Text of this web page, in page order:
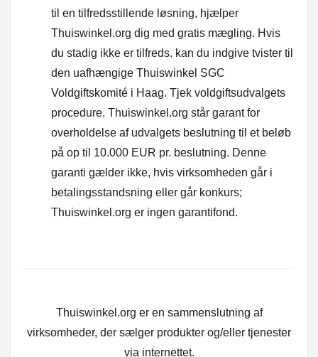
til en tilfredsstillende løsning, hjælper
Thuiswinkel.org dig med gratis mægling. Hvis
du stadig ikke er tilfreds. kan du indgive tvister til
den uafhængige Thuiswinkel SGC
Voldgiftskomité i Haag. Tjek voldgiftsudvalgets
procedure. Thuiswinkel.org står garant for
overholdelse af udvalgets beslutning til et beløb
på op til 10.000 EUR pr. beslutning. Denne
garanti gælder ikke, hvis virksomheden går i
betalingsstandsning eller går konkurs;
Thuiswinkel.org er ingen garantifond.
Thuiswinkel.org er en sammenslutning af
virksomheder, der sælger produkter og/eller tjenester
via internettet.